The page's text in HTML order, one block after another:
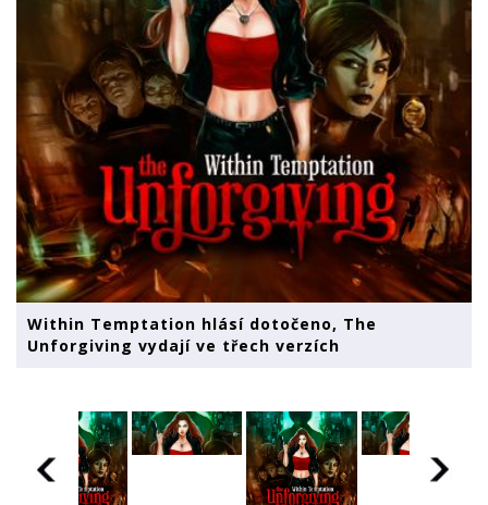
Within Temptation hlásí dotočeno, The
Unforgiving vydají ve třech verzích